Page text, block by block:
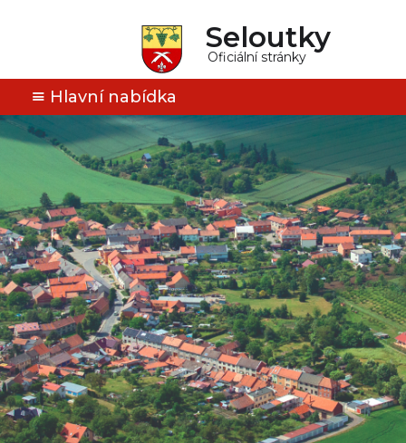
Seloutky
Oficiální stránky
Hlavní nabídka